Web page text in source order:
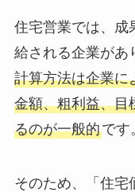
住宅営業では、成
給される企業があ
計算方法は企業に
金額、粗利益、目
るのが一般的です
そのため、「住宅